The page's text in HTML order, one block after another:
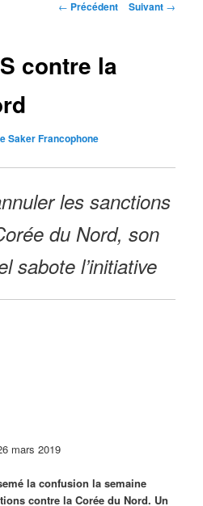
Navigation
← Précédent Suivant →
contre la
Saker Francophone
les sanctions
du Nord, son
sabote l’initiative
mars 2019
la confusion la semaine
contre la Corée du Nord. Un